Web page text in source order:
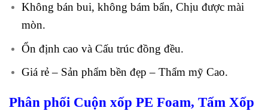
Không bán bui, không bám bẩn, Chịu được mài
mòn.
Ổn định cao và Cấu trúc đồng đều.
Giá rẻ – Sản phẩm bền đẹp – Thẩm mỹ Cao.
Phân phối Cuộn xốp PE Foam, Tấm Xốp